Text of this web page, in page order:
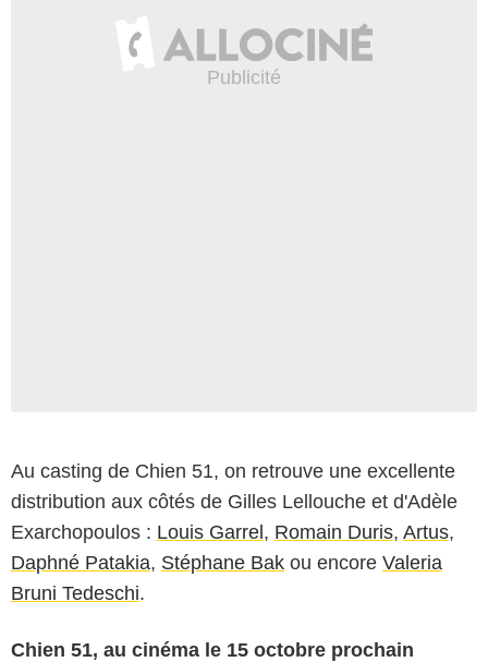
Au casting de Chien 51, on retrouve une excellente
distribution aux côtés de Gilles Lellouche et d'Adèle
Exarchopoulos : Louis Garrel, Romain Duris, Artus,
Daphné Patakia, Stéphane Bak ou encore Valeria
Bruni Tedeschi.
Chien 51, au cinéma le 15 octobre prochain